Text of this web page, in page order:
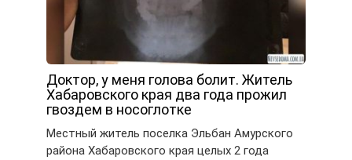
Доктор, у меня голова болит. Житель
Хабаровского края два года прожил
гвоздем в носоглотке
Местный житель поселка Эльбан Амурского
района Хабаровского края целых 2 года